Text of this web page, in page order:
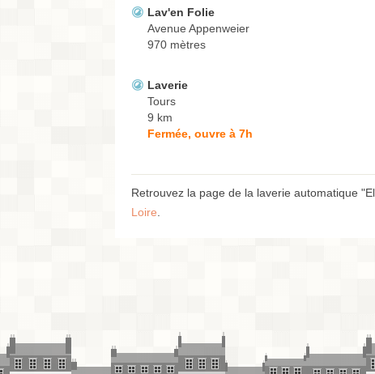
Lav'en Folie
Avenue Appenweier
970 mètres
Laverie
Tours
9 km
Fermée, ouvre à 7h
Retrouvez la page de la laverie automatique
Loire